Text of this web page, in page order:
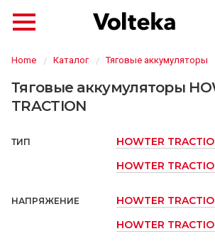
Home Каталог Тяговые аккумуляторы
Тяговые аккумуляторы
TRACTION
ТИП
HOWTER
HOWTER
НАПРЯЖЕНИЕ
HOWTER
HOWTER